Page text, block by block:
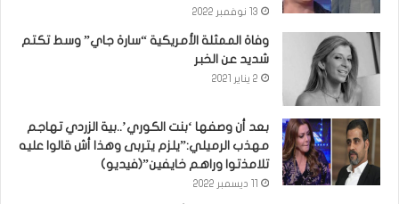
13 نوفمبر 2022
وفاة الممثلة الأمريكية “سارة جاي” وسط تكتم
شديد عن الخبر
2 يناير 2021
بعد أن وصفها ‘بنت الكوري’..بية الزردي تهاجم
مهذب الرميلي:”يلزم يتربى وهذا أش قالوا عليه
تلامذتوا وراهم خايفين”(فيديو)